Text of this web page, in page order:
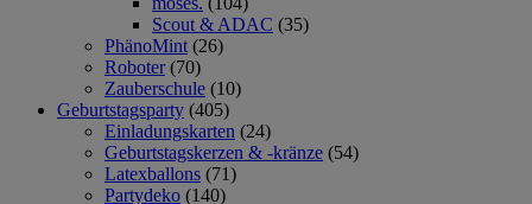
Scout & ADAC (35)
PhänoMint (26)
Roboter (70)
Zauberschule (10)
Geburtstagsparty (405)
Einladungskarten (24)
Geburtstagskerzen & -kränze (54)
Latexballons (71)
Partydeko (140)